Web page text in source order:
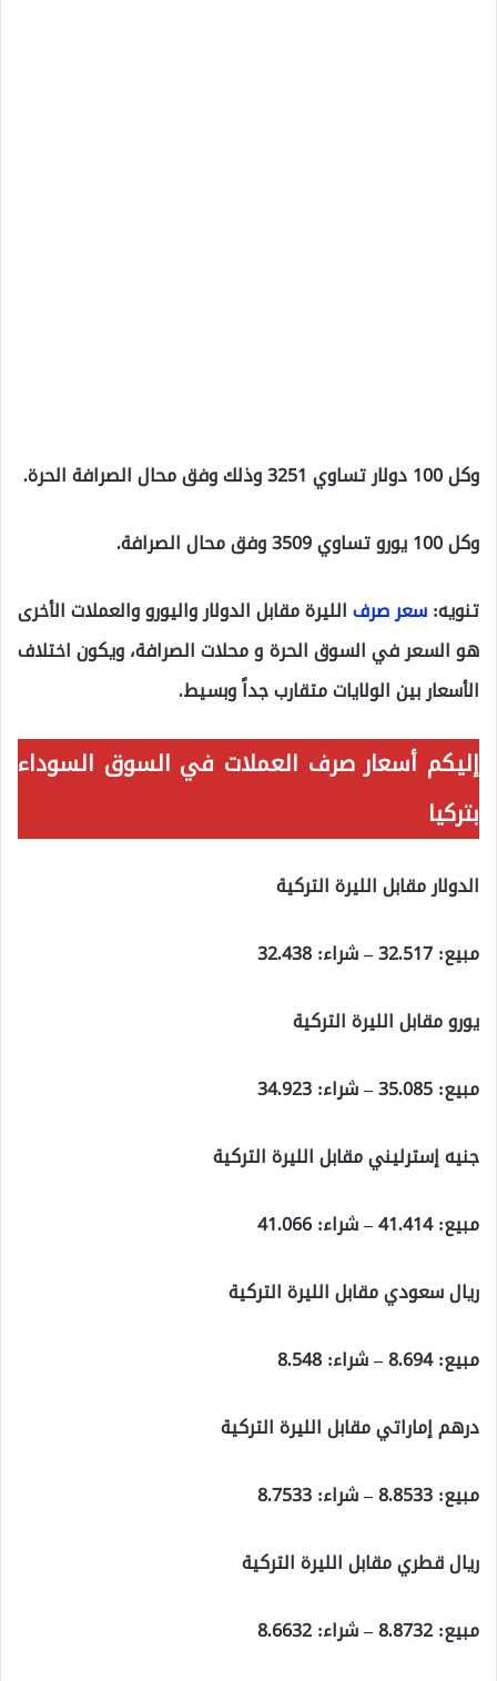
وكل 100 دولار تساوي 3251 وذلك وفق محال الصرافة الحرة.
وكل 100 يورو تساوي 3509 وفق محال الصرافة.
تنويه:سعر صرفالليرة مقابل الدولار واليورو والعملات الأخرى
هو السعر في السوق الحرة و محلات الصرافة، ويكون اختلاف
الأسعار بين الولايات متقارب جداً وبسيط.
إليكم أسعار صرف العملات في السوق السوداء
بتركيا
الدولار مقابل الليرة التركية
مبيع: 32.517 – شراء: 32.438
يورو مقابل الليرة التركية
مبيع: 35.085 – شراء: 34.923
جنيه إسترليني مقابل الليرة التركية
مبيع: 41.414 – شراء: 41.066
ريال سعودي مقابل الليرة التركية
مبيع: 8.694 – شراء: 8.548
درهم إماراتي مقابل الليرة التركية
مبيع: 8.8533 – شراء: 8.7533
ريال قطري مقابل الليرة التركية
مبيع: 8.8732 – شراء: 8.6632